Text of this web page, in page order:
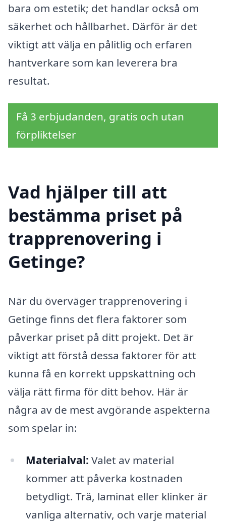
bara om estetik; det handlar också om
säkerhet och hållbarhet. Därför är det
viktigt att välja en pålitlig och erfaren
hantverkare som kan leverera bra
resultat.
Få 3 erbjudanden, gratis och utan
förpliktelser
Vad hjälper till att
bestämma priset på
trapprenovering i
Getinge?
När du överväger trapprenovering i
Getinge finns det flera faktorer som
påverkar priset på ditt projekt. Det är
viktigt att förstå dessa faktorer för att
kunna få en korrekt uppskattning och
välja rätt firma för ditt behov. Här är
några av de mest avgörande aspekterna
som spelar in:
Materialval: Valet av material
kommer att påverka kostnaden
betydligt. Trä, laminat eller klinker är
vanliga alternativ, och varje material